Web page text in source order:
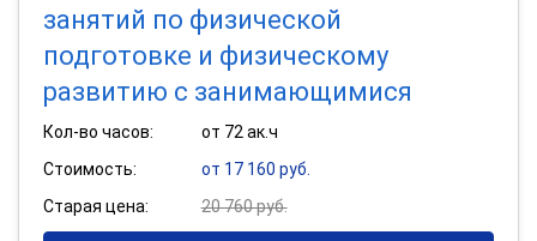
занятий по физической
подготовке и физическому
развитию с занимающимися
Кол-во часов:
от 72 ак.ч
Стоимость:
от 17 160 руб.
Старая цена:
20 760 руб.